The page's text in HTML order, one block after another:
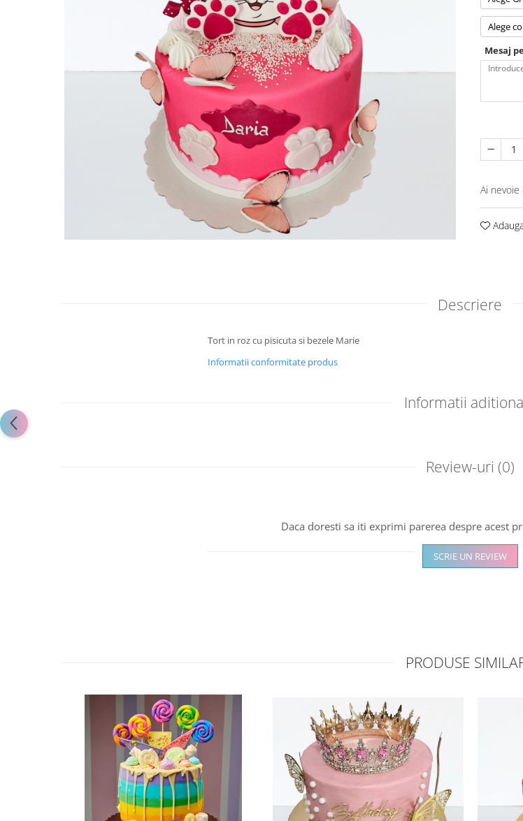
Tortulețe 1.7 kg - 2 kg
Alege
Mesaj
Ai nevoie
Descriere
Tort in roz cu pisicuta si bezele Marie
Informatii conformitate produs
Informatii
Review-uri (0)
Daca doresti sa iti exprimi parerea despre acest
SCRIE UN REVIEW
PRODUSE